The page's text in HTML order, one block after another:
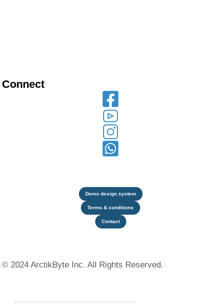
Connect
© 2024 ArctikByte Inc. All Rights Reserved.
Demo design system
Terms & conditions
Contact